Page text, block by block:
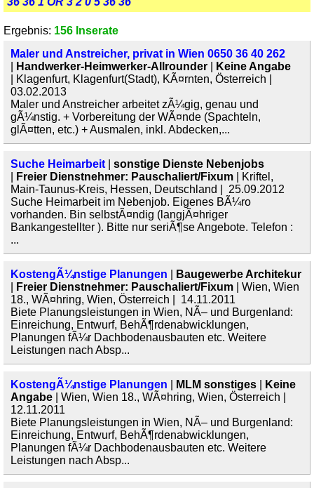
Ergebnis: 156 Inserate
Maler und Anstreicher, privat in Wien 0650 36 40 262
Handwerker-Heimwerker-Allrounder
Keine Angabe
| Klagenfurt, Klagenfurt(Stadt), KÃ¤rnten, Österreich |
03.02.2013
Maler und Anstreicher arbeitet zÃ¼gig, genau und
gÃ¼nstig. + Vorbereitung der WÃ¤nde (Spachteln,
glÃ¤tten, etc.) + Ausmalen, inkl. Abdecken,...
Suche Heimarbeit
sonstige Dienste Nebenjobs
Freier Dienstnehmer: Pauschaliert/Fixum | Kriftel,
Main-Taunus-Kreis, Hessen, Deutschland | 25.09.2012
Suche Heimarbeit im Nebenjob. Eigenes BÃ¼ro
vorhanden. Bin selbstÃ¤ndig (langjÃ¤hriger
Bankangestellter ). Bitte nur seriÃ¶se Angebote. Telefon :
...
KostengÃ¼nstige Planungen
Baugewerbe Architekur
Freier Dienstnehmer: Pauschaliert/Fixum | Wien, Wien
18., WÃ¤hring, Wien, Österreich | 14.11.2011
Biete Planungsleistungen in Wien, NÃ– und Burgenland:
Einreichung, Entwurf, BehÃ¶rdenabwicklungen,
Planungen fÃ¼r Dachbodenausbauten etc. Weitere
Leistungen nach Absp...
KostengÃ¼nstige Planungen MLM sonstiges
Keine
Angabe | Wien, Wien 18., WÃ¤hring, Wien, Österreich |
12.11.2011
Biete Planungsleistungen in Wien, NÃ– und Burgenland:
Einreichung, Entwurf, BehÃ¶rdenabwicklungen,
Planungen fÃ¼r Dachbodenausbauten etc. Weitere
Leistungen nach Absp...